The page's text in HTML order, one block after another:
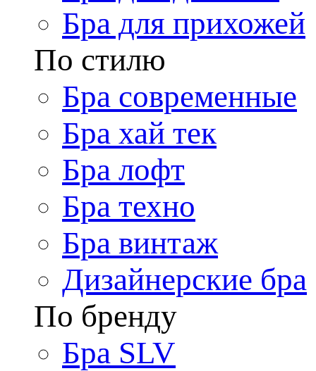
Бра для прихожей
По стилю
Бра современные
Бра хай тек
Бра лофт
Бра техно
Бра винтаж
Дизайнерские бра
По бренду
Бра SLV